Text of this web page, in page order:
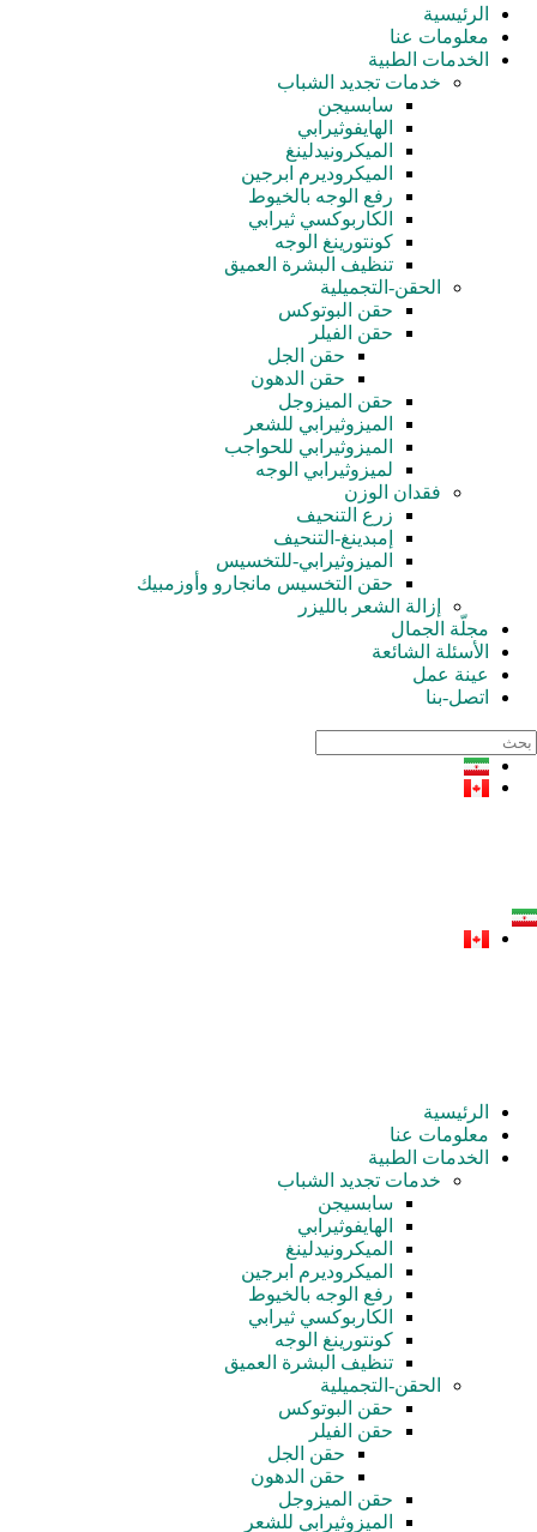
الرئيسية
معلومات عنا
الخدمات الطبية
خدمات تجدید الشباب
سابسيجن
الهايفوثيرابي
الميكرونيدلينغ
الميكروديرم ابرجين
رفع الوجه بالخيوط
الكاربوكسي ثيرابي
كونتورينغ الوجه
تنظيف البشرة العميق
الحقن-التجميلية
حقن البوتوكس
حقن الفيلر
حقن الجل
حقن الدهون
حقن الميزوجل
الميزوثيرابي للشعر
الميزوثيرابي للحواجب
لميزوثيرابي الوجه
فقدان الوزن
زرع التنحيف
إمبدينغ-التنحيف
الميزوثيرابي-للتخسيس
حقن التخسيس مانجارو وأوزمبيك
إزالة الشعر بالليزر
مجلّة الجمال
الأسئلة الشائعة
عينة عمل
اتصل-بنا
الرئيسية
معلومات عنا
الخدمات الطبية
خدمات تجدید الشباب
سابسيجن
الهايفوثيرابي
الميكرونيدلينغ
الميكروديرم ابرجين
رفع الوجه بالخيوط
الكاربوكسي ثيرابي
كونتورينغ الوجه
تنظيف البشرة العميق
الحقن-التجميلية
حقن البوتوكس
حقن الفيلر
حقن الجل
حقن الدهون
حقن الميزوجل
الميزوثيرابي للشعر